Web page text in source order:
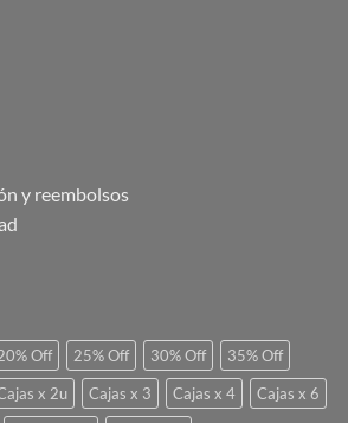
y reembolsos
Off 25% Off 30% Off
35% Off
x 2u Cajas x 3 Cajas x 4
Cajas x 6